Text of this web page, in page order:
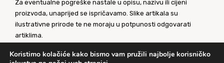
Za eventualne pogreške nastale u opisu, nazivu ili cijeni
proizvoda, unaprijed se ispričavamo. Slike artikala su
ilustrativne prirode te ne moraju u potpunosti odgovarati
artiklima.
Za sve eventualne nejasnoće kontaktirajte nas putem
Koristimo kolačiće kako bismo vam pružili najbolje korisničko